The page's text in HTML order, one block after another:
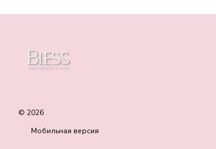
© 2026
Мобильная версия